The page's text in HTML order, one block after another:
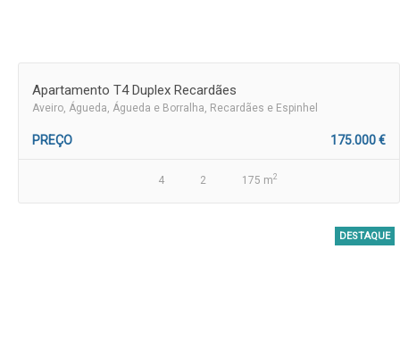
Apartamento T4 Duplex Recardães
Aveiro , Águeda, Águeda e Borralha, Recardães e Espinhel
PREÇO 175.000 €
4 2 175 m2
DESTAQUE